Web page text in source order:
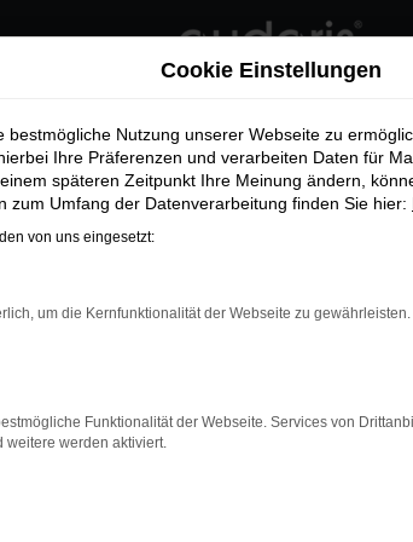
WEBSITES
allen Menschen uneingeschränkt
Anforderungen, wie zum Beispiel
und die Kompatibilität mit Hilfsmitteln
digitale Inhalte zu nutzen). Ziel ist es,
Cookie Einstellungen
bestmögliche Nutzung unserer Webseite zu
Ihre Präferenzen und verarbeiten Daten für
späteren Zeitpunkt Ihre Meinung ändern,
zum Umfang der Datenverarbeitung finden Sie hier:
von uns eingesetzt:
um die Kernfunktionalität der Webseite zu gewährleisten.
Funktionalität der Webseite. Services von
weitere werden aktiviert.